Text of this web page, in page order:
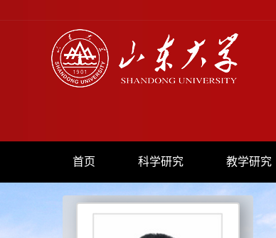
首页 科学研究 教学研究